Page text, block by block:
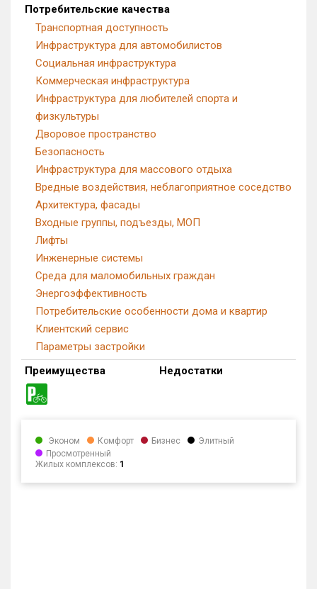
Потребительские качества
Транспортная доступность
Инфраструктура для автомобилистов
Социальная инфраструктура
Коммерческая инфраструктура
Инфраструктура для любителей спорта и
физкультуры
Дворовое пространство
Безопасность
Инфраструктура для массового отдыха
Вредные воздействия, неблагоприятное соседство
Архитектура, фасады
Входные группы, подъезды, МОП
Лифты
Инженерные системы
Среда для маломобильных граждан
Энергоэффективность
Потребительские особенности дома и квартир
Клиентский сервис
Параметры застройки
Преимущества
Недостатки
Эконом Комфорт Бизнес
Элитный
Просмотренный
Жилых комплексов: 1